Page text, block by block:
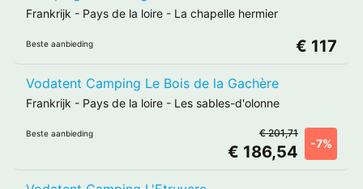
Frankrijk - Pays de la loire - La chapelle hermier
Beste aanbieding € 117
Vodatent Camping Le Bois de la Gachère
Frankrijk - Pays de la loire - Les sables-d'olonne
Beste aanbieding
€ 186,54 -7%
€ 201,71